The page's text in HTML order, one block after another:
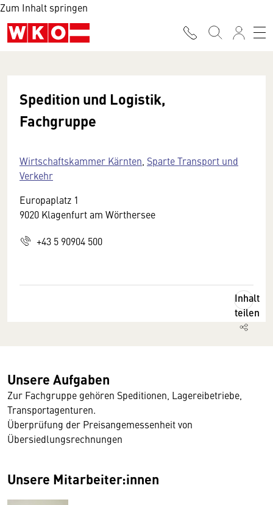
Zum Inhalt springen
Spedition und Logistik,
Fachgruppe
Wirtschaftskammer Kärnten Sparte Transport und
Verkehr
Europaplatz 1
9020 Klagenfurt am Wörthersee
+43 5 90904 500
Inhalt
teilen
Unsere Aufgaben
Zur Fachgruppe gehören Speditionen, Lagereibetriebe,
Transportagenturen.
Überprüfung der Preisangemessenheit von
Übersiedlungsrechnungen
Unsere Mitarbeiter:innen